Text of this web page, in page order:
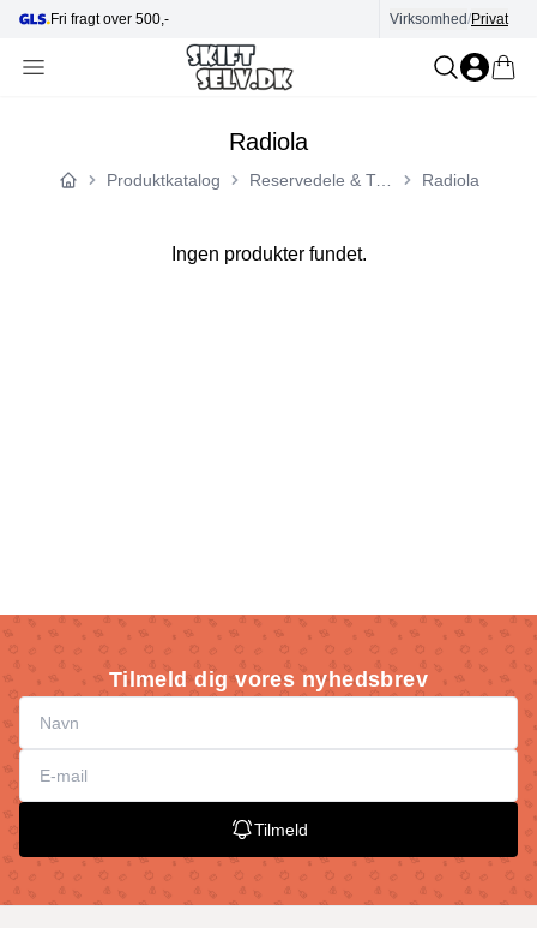
Fri fragt over 500,- Hjælp i kundecenter
Virksomhed/Privat
Radiola
Forside
Produktkatalog Reservedele & Tilbehør Radiola
Ingen produkter fundet.
Tilmeld dig vores nyhedsbrev
Tilmeld